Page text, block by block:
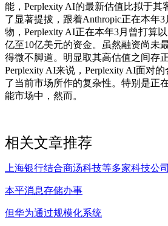
能，Perplexity AI的最新估值比拟于其
了显著提拔，跟着Anthropic正在本年
物，Perplexity AI正在本年3月曾打算
亿至10亿美元的资金。虽然融资尚未
得微不脚道。明显取其高估值之间存
Perplexity AI来说，Perplexity AI面对
了当前市场所作的复杂性。特别是正
能市场中，然而。
相关文章推荐
上海银行结合商汤科技等多家科技公
本平消息存储办事
但华为通过规模化系统